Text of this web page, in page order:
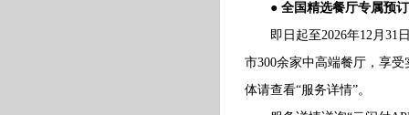
● 全国精选餐厅专属预
即日起至2026年12月31日
市300余家中高端餐厅，享
体请查看“服务详情”。